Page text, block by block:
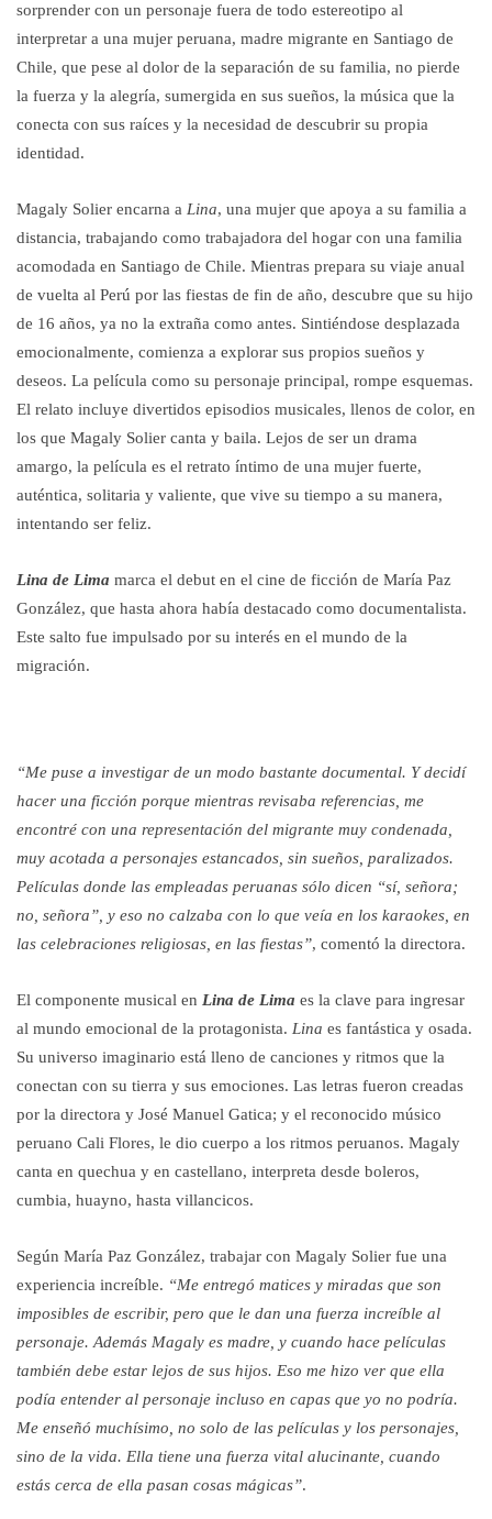
sorprender con un personaje fuera de todo estereotipo al
interpretar a una mujer peruana, madre migrante en Santiago de
Chile, que pese al dolor de la separación de su familia, no pierde
la fuerza y ​​la alegría, sumergida en sus sueños, la música que la
conecta con sus raíces y la necesidad de descubrir su propia
identidad.
Magaly Solier encarna a Lina, una mujer que apoya a su familia a
distancia, trabajando como trabajadora del hogar con una familia
acomodada en Santiago de Chile. Mientras prepara su viaje anual
de vuelta al Perú por las fiestas de fin de año, descubre que su hijo
de 16 años, ya no la extraña como antes. Sintiéndose desplazada
emocionalmente, comienza a explorar sus propios sueños y
deseos. La película como su personaje principal, rompe esquemas.
El relato incluye divertidos episodios musicales, llenos de color, en
los que Magaly Solier canta y baila. Lejos de ser un drama
amargo, la película es el retrato íntimo de una mujer fuerte,
auténtica, solitaria y valiente, que vive su tiempo a su manera,
intentando ser feliz.
Lina de Lima marca el debut en el cine de ficción de María Paz
González, que hasta ahora había destacado como documentalista.
Este salto fue impulsado por su interés en el mundo de la
migración.
“Me puse a investigar de un modo bastante documental. Y decidí
hacer una ficción porque mientras revisaba referencias, me
encontré con una representación del migrante muy condenada,
muy acotada a personajes estancados, sin sueños, paralizados.
Películas donde las empleadas peruanas sólo dicen “sí, señora;
no, señora”, y eso no calzaba con lo que veía en los karaokes, en
las celebraciones religiosas, en las fiestas”, comentó la directora.
El componente musical en Lina de Lima es la clave para ingresar
al mundo emocional de la protagonista. Lina es fantástica y osada.
Su universo imaginario está lleno de canciones y ritmos que la
conectan con su tierra y sus emociones. Las letras fueron creadas
por la directora y José Manuel Gatica; y el reconocido músico
peruano Cali Flores, le dio cuerpo a los ritmos peruanos. Magaly
canta en quechua y en castellano, interpreta desde boleros,
cumbia, huayno, hasta villancicos.
Según María Paz González, trabajar con Magaly Solier fue una
experiencia increíble. “Me entregó matices y miradas que son
imposibles de escribir, pero que le dan una fuerza increíble al
personaje. Además Magaly es madre, y cuando hace películas
también debe estar lejos de sus hijos. Eso me hizo ver que ella
podía entender al personaje incluso en capas que yo no podría.
Me enseñó muchísimo, no solo de las películas y los personajes,
sino de la vida. Ella tiene una fuerza vital alucinante, cuando
estás cerca de ella pasan cosas mágicas”.